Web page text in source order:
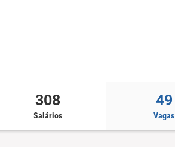
308
Salários
49
Vagas